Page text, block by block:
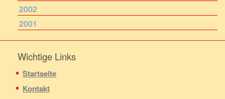
2002
2001
Wichtige Links
Startseite
Kontakt